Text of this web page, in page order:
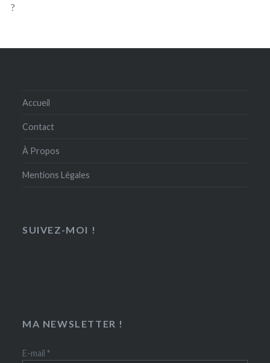
?
Accueil
Contact
À Propos
Mentions Légales
SUIVEZ-MOI !
MA NEWSLETTER !
E-mail*